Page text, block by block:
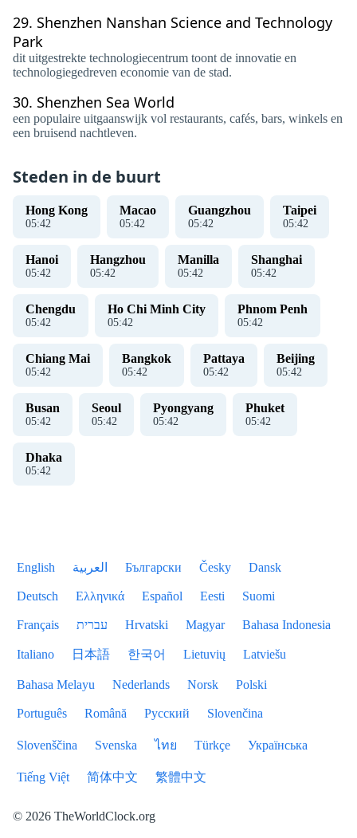
29. Shenzhen Nanshan Science and Technology
Park
dit uitgestrekte technologiecentrum toont de innovatie en
technologiegedreven economie van de stad.
30. Shenzhen Sea World
een populaire uitgaanswijk vol restaurants, cafés, bars, winkels en
een bruisend nachtleven.
Steden in de buurt
Hong Kong
05:42
Macao
05:42
Guangzhou
05:42
Taipei
05:42
Hanoi
05:42
Hangzhou
05:42
Manilla
05:42
Shanghai
05:42
Chengdu
05:42
Ho Chi Minh City
05:42
Phnom Penh
05:42
Chiang Mai
05:42
Bangkok
05:42
Pattaya
05:42
Beijing
05:42
Busan
05:42
Seoul
05:42
Pyongyang
05:42
Phuket
05:42
Dhaka
05:42
English العربية Български Česky Dansk
Deutsch Ελληνικά Español Eesti Suomi
Français עברית Hrvatski Magyar Bahasa Indonesia
Italiano 日本語 한국어 Lietuvių Latviešu
Bahasa Melayu Nederlands Norsk Polski
Português Română Русский Slovenčina
Slovenščina Svenska ไทย Türkçe Українська
Tiếng Việt 简体中文 繁體中文
© 2026 TheWorldClock.org